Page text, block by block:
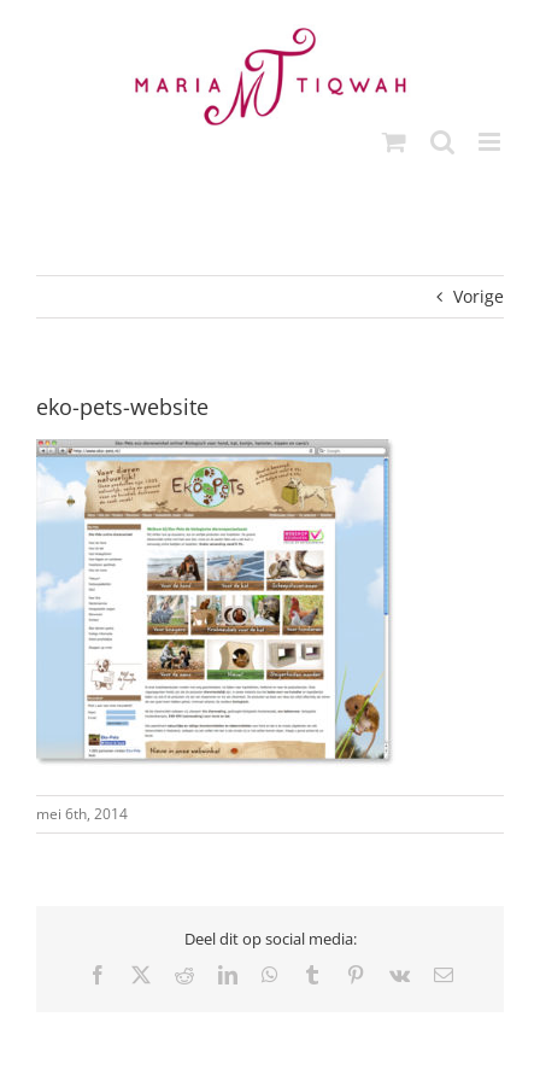
Vorige
eko-pets-website
mei 6th, 2014
Deel dit op social media:
Facebook RedditLinkedInWhatsApp
Tumblr Pinterest
Vk
E-